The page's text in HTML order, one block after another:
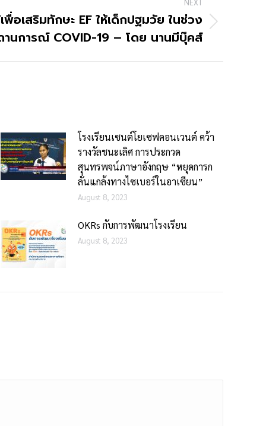
พื่อเสริมทักษะ EF ให้เด็กปฐมวัย ในช่วง
านการณ์ COVID-19 – โดย นานมีบุ๊คส์
โรงเรียนเซนต์โยเซฟคอนเวนต์ คว้า
รางวัลชนะเลิศ การประกวด
สุนทรพจน์ภาษาอังกฤษ “หยุดการก
ลั่นแกล้งทางไซเบอร์ในอาเซียน”
August 8, 2023
OKRs กับการพัฒนาโรงเรียน
August 8, 2023